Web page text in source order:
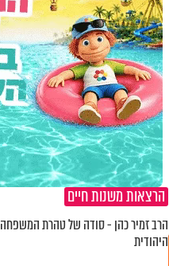
הרצאות משנות חיים
הרב זמיר כהן - סודה של טהרת המשפחה
היהודית